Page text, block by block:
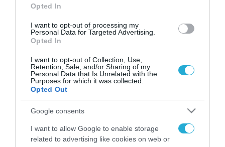
Opted In
I want to opt-out of processing my
Personal Data for Targeted Advertising.
Opted In
I want to opt-out of Collection, Use,
Retention, Sale, and/or Sharing of my
Personal Data that Is Unrelated with the
Purposes for which it was collected.
Opted Out
Google consents
I want to allow Google to enable storage
related to advertising like cookies on web or
10.08.2026 | 16:02
Οι ρωσικές δυνάμεις διέλυσαν
γερμανικό εργοστάσιο της
Kromberg & Schubert στην
Ουκρανία (βίντεο)